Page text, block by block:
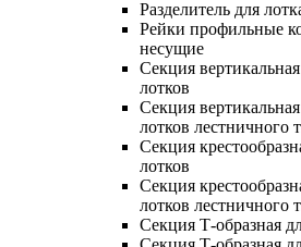
Разделитель для
Рейки профильные
несущие
Секция
лотков
Секция
лотков лестничного
Секция
лотков
Секция
лотков лестничного
Секция Т-образная